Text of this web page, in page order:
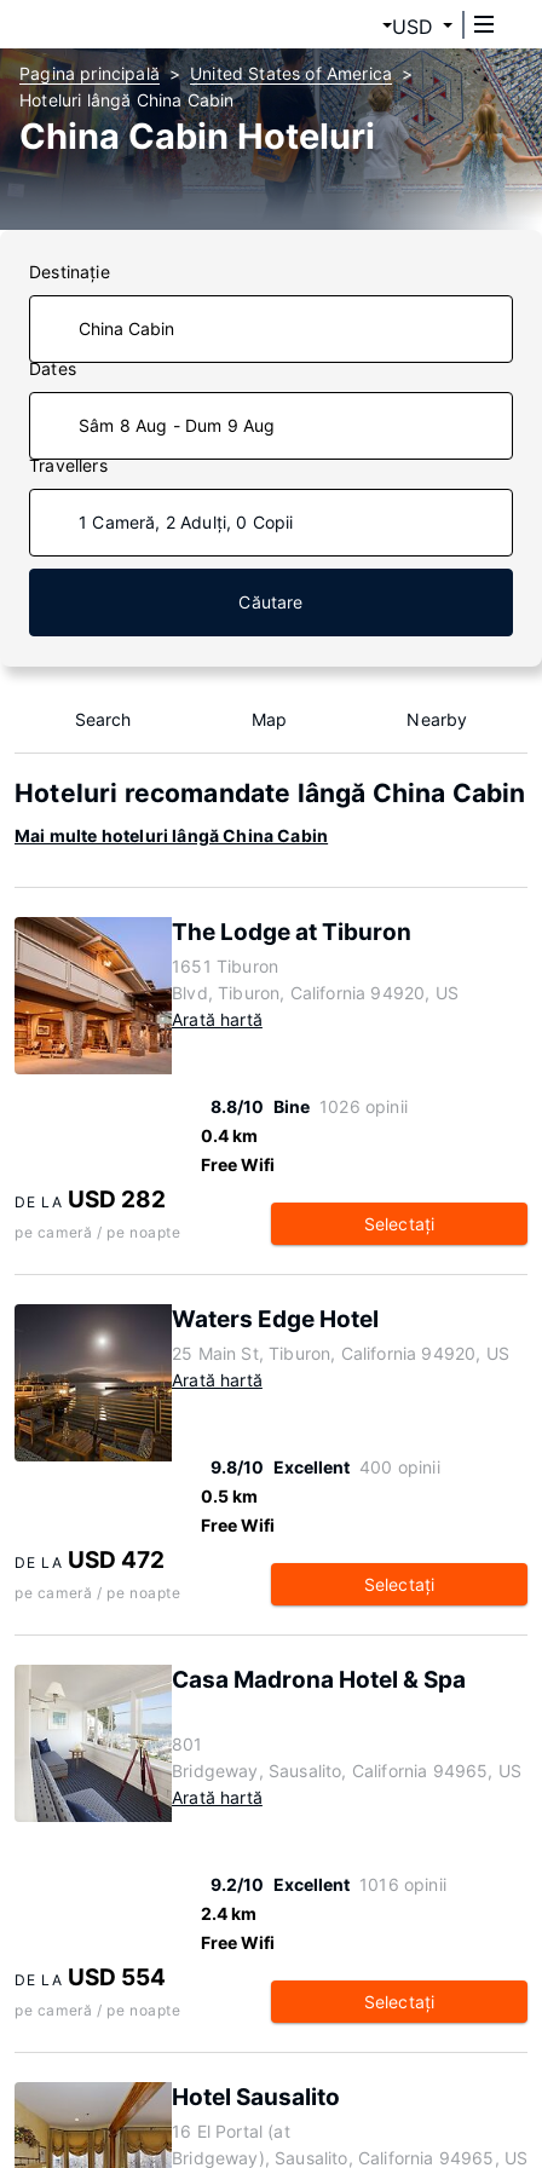
USD
Pagina principală
United States of America
Hoteluri lângă China Cabin
China Cabin Hoteluri
Destinaţie
Dates
Sâm 8 Aug - Dum 9 Aug
Travellers
1 Cameră, 2 Adulți, 0 Copii
Căutare
Search Map Nearby
Hoteluri recomandate lângă China Cabin
Mai multe hoteluri lângă China Cabin
The Lodge at Tiburon
1651 Tiburon
Blvd, Tiburon, California 94920, US
Arată hartă
8.8/10 Bine 1026 opinii
0.4 km
Free Wifi
DE LA USD 282
pe cameră / pe noapte Selectaţi
Waters Edge Hotel
25 Main St, Tiburon, California 94920, US
Arată hartă
9.8/10 Excellent 400 opinii
0.5 km
Free Wifi
DE LA USD 472
pe cameră / pe noapte Selectaţi
Casa Madrona Hotel & Spa
801
Bridgeway, Sausalito, California 94965, US
Arată hartă
9.2/10 Excellent 1016 opinii
2.4 km
Free Wifi
DE LA USD 554
pe cameră / pe noapte Selectaţi
Hotel Sausalito
16 El Portal (at
Bridgeway), Sausalito, California 94965, US